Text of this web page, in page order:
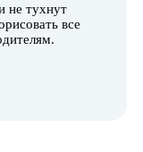
не тухнут
все